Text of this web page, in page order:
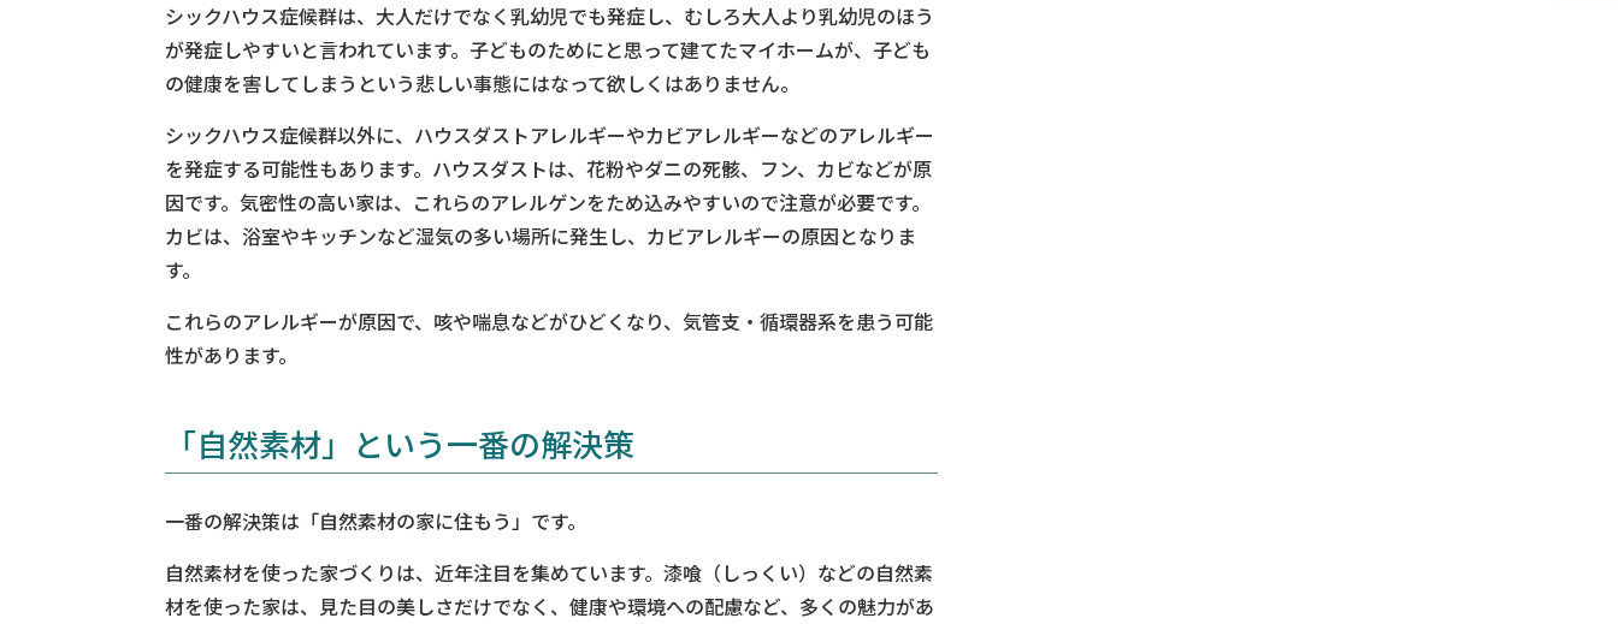
シックハウス症候群は、大人だけでなく乳幼児でも発症し、むしろ大人より乳幼児のほう
が発症しやすいと言われています。子どものためにと思って建てたマイホームが、子ども
の健康を害してしまうという悲しい事態にはなって欲しくはありません。
シックハウス症候群以外に、ハウスダストアレルギーやカビアレルギーなどのアレルギー
を発症する可能性もあります。ハウスダストは、花粉やダニの死骸、フン、カビなどが原
因です。気密性の高い家は、これらのアレルゲンをため込みやすいので注意が必要です。
カビは、浴室やキッチンなど湿気の多い場所に発生し、カビアレルギーの原因となりま
す。
これらのアレルギーが原因で、咳や喘息などがひどくなり、気管支・循環器系を患う可能
性があります。
「自然素材」という一番の解決策
一番の解決策は「自然素材の家に住もう」です。
自然素材を使った家づくりは、近年注目を集めています。漆喰（しっくい）などの自然素
材を使った家は、見た目の美しさだけでなく、健康や環境への配慮など、多くの魅力があ